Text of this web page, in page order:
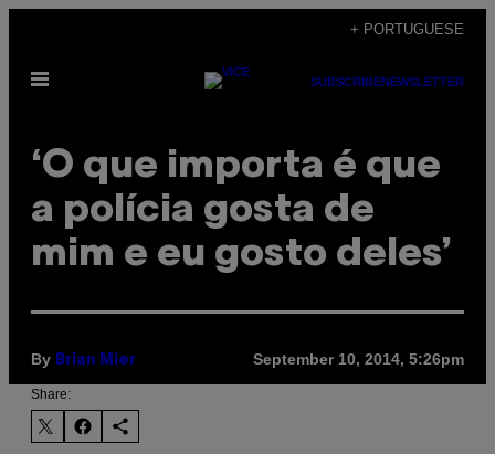
content
+ PORTUGUESE
Open
SUBSCRIBENEWSLETTER
‘O que importa é que
a polícia gosta de
mim e eu gosto deles’
By Brian Mier September 10, 2014, 5:26pm
Share: